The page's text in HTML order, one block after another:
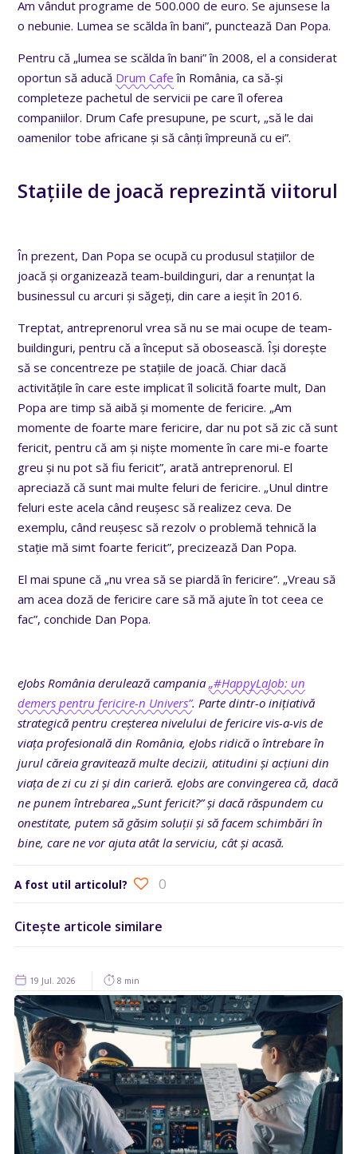
Am vândut programe de 500.000 de euro. Se ajunsese la
o nebunie. Lumea se scălda în bani”, punctează Dan Popa.
Pentru că „lumea se scălda în bani” în 2008, el a considerat
oportun să aducă Drum Cafe în România, ca să-și
completeze pachetul de servicii pe care îl oferea
companiilor. Drum Cafe presupune, pe scurt, „să le dai
oamenilor tobe africane și să cânți împreună cu ei”.
Stațiile de joacă reprezintă viitorul
În prezent, Dan Popa se ocupă cu produsul stațiilor de
joacă și organizează team-buildinguri, dar a renunțat la
businessul cu arcuri și săgeți, din care a ieșit în 2016.
Treptat, antreprenorul vrea să nu se mai ocupe de team-
buildinguri, pentru că a început să obosească. Își dorește
să se concentreze pe stațiile de joacă. Chiar dacă
activitățile în care este implicat îl solicită foarte mult, Dan
Popa are timp să aibă și momente de fericire. „Am
momente de foarte mare fericire, dar nu pot să zic că sunt
fericit, pentru că am și niște momente în care mi-e foarte
greu și nu pot să fiu fericit”, arată antreprenorul. El
apreciază că sunt mai multe feluri de fericire. „Unul dintre
feluri este acela când reușesc să realizez ceva. De
exemplu, când reușesc să rezolv o problemă tehnică la
stație mă simt foarte fericit”, precizează Dan Popa.
El mai spune că „nu vrea să se piardă în fericire”. „Vreau să
am acea doză de fericire care să mă ajute în tot ceea ce
fac”, conchide Dan Popa.
eJobs România derulează campania„#HappyLaJob: un
demers pentru fericire-n Univers”. Parte dintr-o inițiativă
strategică pentru creșterea nivelului de fericire vis-a-vis de
viața profesională din România, eJobs ridică o întrebare în
jurul căreia gravitează multe decizii, atitudini și acțiuni din
viața de zi cu zi și din carieră. eJobs are convingerea că, dacă
ne punem întrebarea „Sunt fericit?” și dacă răspundem cu
onestitate, putem să găsim soluții și să facem schimbări în
bine, care ne vor ajuta atât la serviciu, cât și acasă.
A fost util articolul? 0
Citește articole similare
19 Jul. 2026 8 min